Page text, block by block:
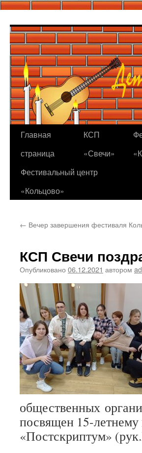
содержимому
Главная
страница
КСП
«Свечи»
Фестивальный центр
«Кольцово»
← Вечер завершения фестиваля
КСП Свечи
Опубликовано 06.12.2021 автором
общественных
посвящен 15-
«Постскриптум»